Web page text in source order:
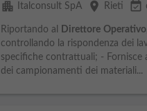
apartment Italconsult SpA place Rieti event_available
Riportando al Direttore Operativo
controllando la rispondenza dei
specifiche contrattuali; - Fornisce
dei campionamenti dei materiali...